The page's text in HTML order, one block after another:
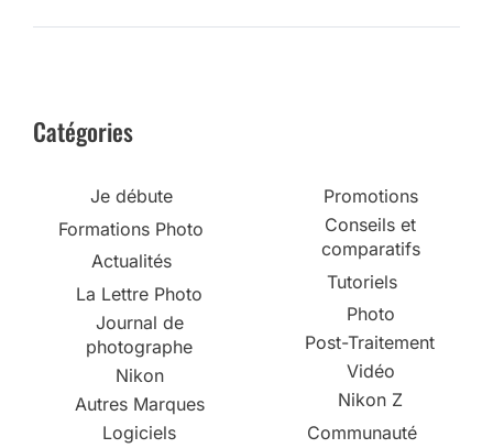
Catégories
Je débute
Formations Photo
Actualités
La Lettre Photo
Journal de
photographe
Nikon
Autres Marques
Logiciels
Promotions
Conseils et
comparatifs
Tutoriels
Photo
Post-Traitement
Vidéo
Nikon Z
Communauté